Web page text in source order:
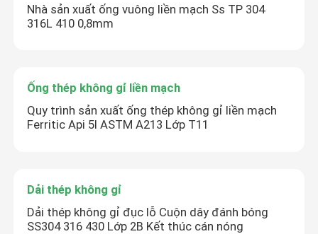
Nhà sản xuất ống vuông liền mạch Ss TP 304
316L 410 0,8mm
Ống thép không gỉ liền mạch
Quy trình sản xuất ống thép không gỉ liền mạch
Ferritic Api 5l ASTM A213 Lớp T11
Dải thép không gỉ
Dải thép không gỉ đục lỗ Cuộn dây đánh bóng
SS304 316 430 Lớp 2B Kết thúc cán nóng